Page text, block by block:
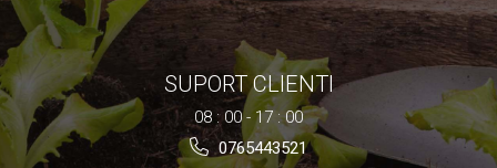
Telemetru
Nivela laser
Generatoare curent electric
Freze electrice
Rindele electrice
Aparate de sudură tevi PVC
SUPORT CLIENTI
08 : 00 - 17 : 00
0765443521